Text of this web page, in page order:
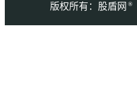
版权所有：股盾网 ®